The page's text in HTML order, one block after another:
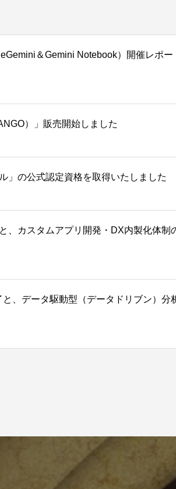
＆Gemini Notebook）開催レポー
）」販売開始しました
」の公式認定資格を取得いたしました
、カスタムアプリ開発・DX内製化体制
、データ駆動型（データドリブン）分